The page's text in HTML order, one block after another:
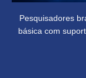
Pesquisadores
básica com